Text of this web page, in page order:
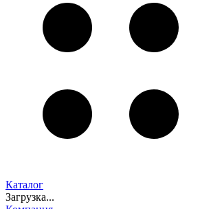
Каталог
Загрузка...